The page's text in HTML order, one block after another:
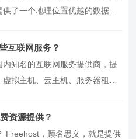
了一个地理位置优越的数据中
互联网服务？
知名的互联网服务提供商，提
拟主机、云主机、服务器租
资源提供？
Freehost，顾名思义，就是提供